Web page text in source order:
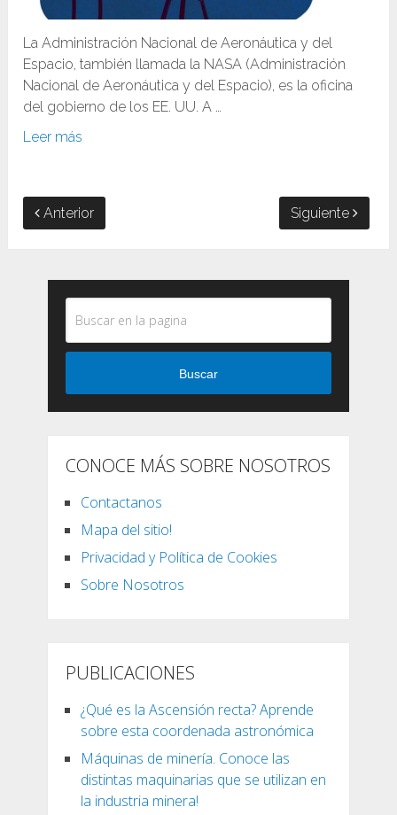
La Administración Nacional de Aeronáutica y del
Espacio, también llamada la NASA (Administración
Nacional de Aeronáutica y del Espacio), es la oficina
del gobierno de los EE. UU. A …
Leer más
Anterior Siguiente
Buscar
CONOCE MÁS SOBRE NOSOTROS
Contactanos
Mapa del sitio!
Privacidad y Política de Cookies
Sobre Nosotros
PUBLICACIONES
¿Qué es la Ascensión recta? Aprende
sobre esta coordenada astronómica
Máquinas de minería. Conoce las
distintas maquinarias que se utilizan en
la industria minera!